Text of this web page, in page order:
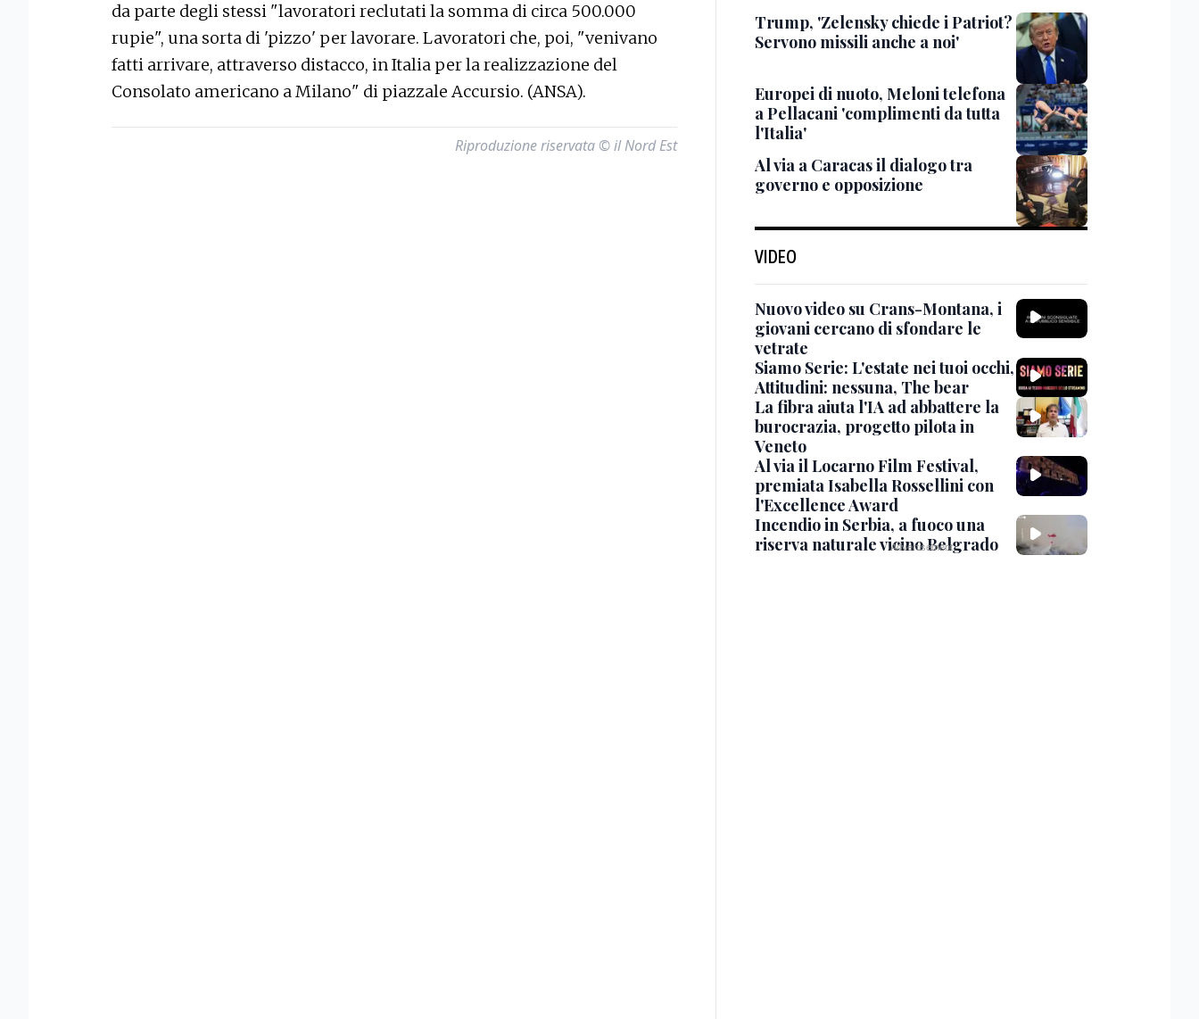
da parte degli stessi "lavoratori reclutati la somma di circa 500.000
rupie", una sorta di 'pizzo' per lavorare. Lavoratori che, poi, "venivano
fatti arrivare, attraverso distacco, in Italia per la realizzazione del
Consolato americano a Milano" di piazzale Accursio. (ANSA).
Riproduzione riservata © il Nord Est
Trump, 'Zelensky chiede i Patriot?
Servono missili anche a noi'
Europei di nuoto, Meloni telefona
a Pellacani 'complimenti da tutta
l'Italia'
Al via a Caracas il dialogo tra
governo e opposizione
VIDEO
Nuovo video su Crans-Montana, i
giovani cercano di sfondare le
vetrate
Siamo Serie: L'estate nei tuoi occhi,
Attitudini: nessuna, The bear
La fibra aiuta l'IA ad abbattere la
burocrazia, progetto pilota in
Veneto
Al via il Locarno Film Festival,
premiata Isabella Rossellini con
l'Excellence Award
Incendio in Serbia, a fuoco una
riserva naturale vicino Belgrado